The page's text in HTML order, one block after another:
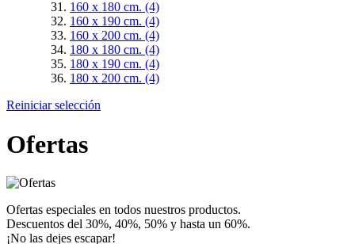
160 x 180 cm. (4)
160 x 190 cm. (4)
160 x 200 cm. (4)
180 x 180 cm. (4)
180 x 190 cm. (4)
180 x 200 cm. (4)
Reiniciar selección
Ofertas
Ofertas especiales en todos nuestros productos.
Descuentos del 30%, 40%, 50% y hasta un 60%.
¡No las dejes escapar!